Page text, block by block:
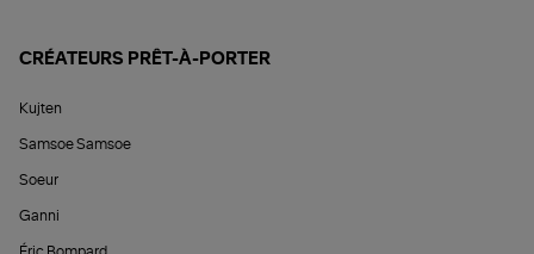
CRÉATEURS PRÊT-À-PORTER
Kujten
Samsoe Samsoe
Soeur
Ganni